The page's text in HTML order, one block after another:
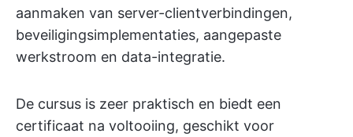
aanmaken van server-clientverbindingen,
beveiligingsimplementaties, aangepaste
werkstroom en data-integratie.
De cursus is zeer praktisch en biedt een
certificaat na voltooiing, geschikt voor